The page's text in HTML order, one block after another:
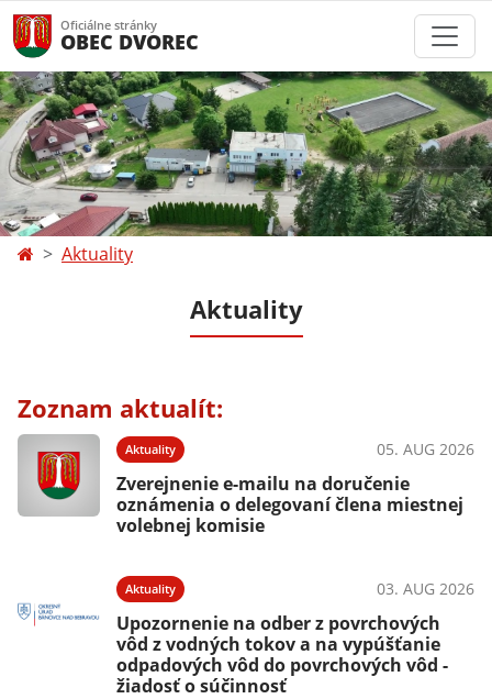
Oficiálne stránky
OBEC DVOREC
Aktuality
Aktuality
Zoznam aktualít:
Aktuality 05. AUG 2026
Zverejnenie e-mailu na doručenie
oznámenia o delegovaní člena miestnej
volebnej komisie
Aktuality 03. AUG 2026
Upozornenie na odber z povrchových
vôd z vodných tokov a na vypúšťanie
odpadových vôd do povrchových vôd -
žiadosť o súčinnosť